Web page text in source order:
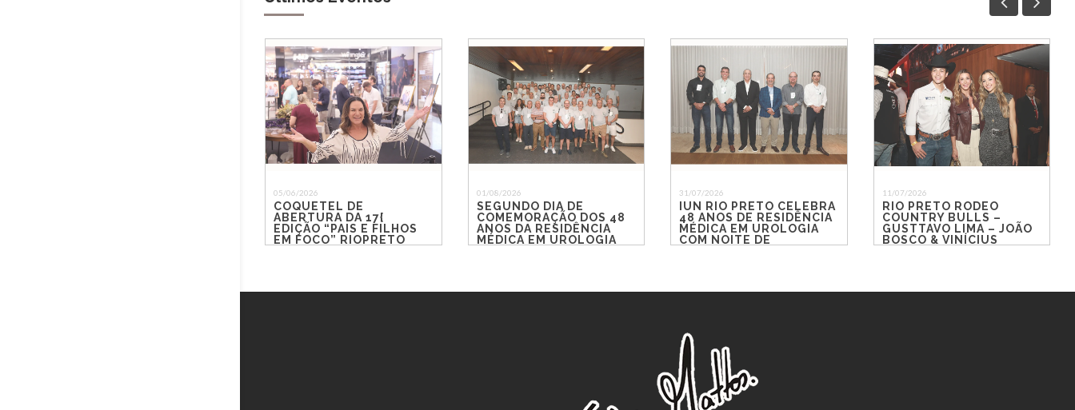
05/06/2026
COQUETEL DE
ABERTURA DA 17{
EDIÇÃO “PAIS E FILHOS
EM FOCO” RIOPRETO
01/08/2026
SEGUNDO DIA DE
COMEMORAÇÃO DOS 48
ANOS DA RESIDÊNCIA
MÉDICA EM UROLOGIA
31/07/2026
IUN RIO PRETO CELEBRA
48 ANOS DE RESIDÊNCIA
MÉDICA EM UROLOGIA
COM NOITE DE
11/07/2026
RIO PRETO RODEO
COUNTRY BULLS –
GUSTTAVO LIMA – JOÃO
BOSCO & VINÍCIUS